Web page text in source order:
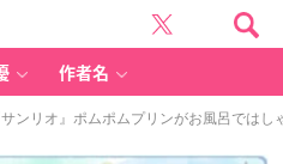
作者名
ンリオ』ポムポムプリンがお風呂ではし